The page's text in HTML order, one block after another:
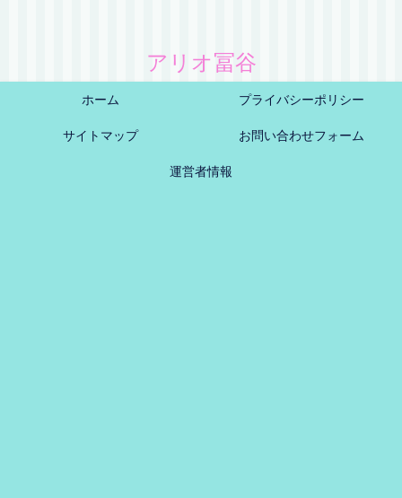
アリオ冨谷
ホーム プライバシーポリシー
サイトマップ お問い合わせフォーム
運営者情報